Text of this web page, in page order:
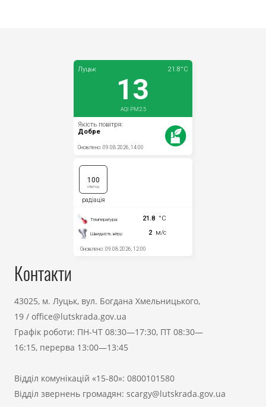
Контакти
43025, м. Луцьк, вул. Богдана Хмельницького,
19 / office@lutskrada.gov.ua
Графік роботи: ПН-ЧТ 08:30—17:30, ПТ 08:30—
16:15, перерва 13:00—13:45
Відділ комунікацій «15-80»: 0800101580
Відділ звернень громадян: scargy@lutskrada.gov.ua